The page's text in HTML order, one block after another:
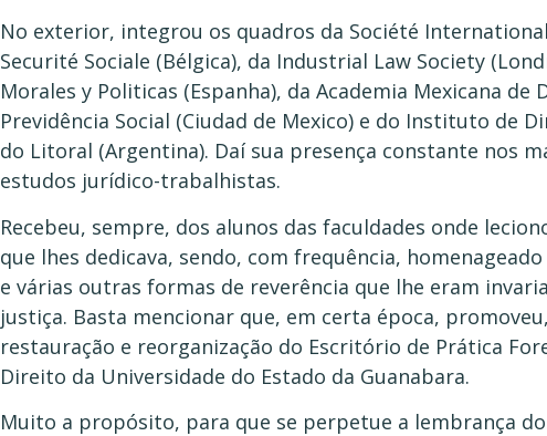
No exterior, integrou os quadros da Société
Securité Sociale (Bélgica), da Industrial Law Society
Morales y Politicas (Espanha), da Academia Mexicana de
Previdência Social (Ciudad de Mexico) e do Instituto de
do Litoral (Argentina). Daí sua presença constante nos
estudos jurídico-trabalhistas.
Recebeu, sempre, dos alunos das faculdades onde
que lhes dedicava, sendo, com frequência,
e várias outras formas de reverência que lhe eram
justiça. Basta mencionar que, em certa época,
restauração e reorganização do Escritório de Prática
Direito da Universidade do Estado da Guanabara.
Muito a propósito, para que se perpetue a lembrança